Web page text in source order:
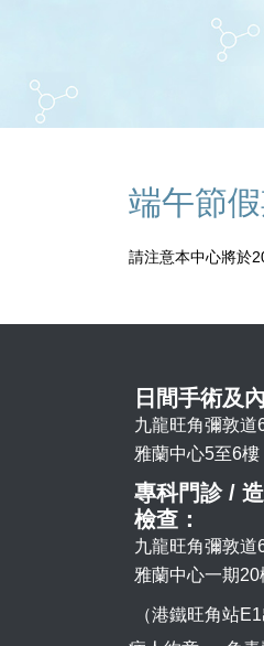
端午節
請注意本中心將於
日間手術及
九龍旺角彌敦道
雅蘭中心5至6樓
專科門診 /
檢查：
九龍旺角彌敦道
雅蘭中心一期20
（港鐵旺角站E1